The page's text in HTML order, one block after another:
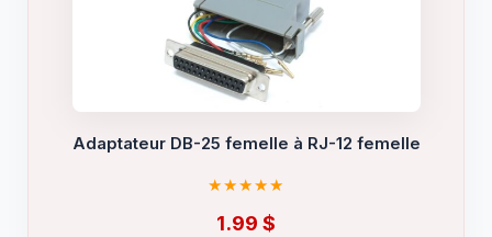
Adaptateur DB-25 femelle à RJ-12 femelle
1.99 $